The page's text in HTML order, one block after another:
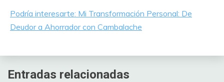
Podría interesarte: Mi Transformación Personal: De
Deudor a Ahorrador con Cambalache
Entradas relacionadas